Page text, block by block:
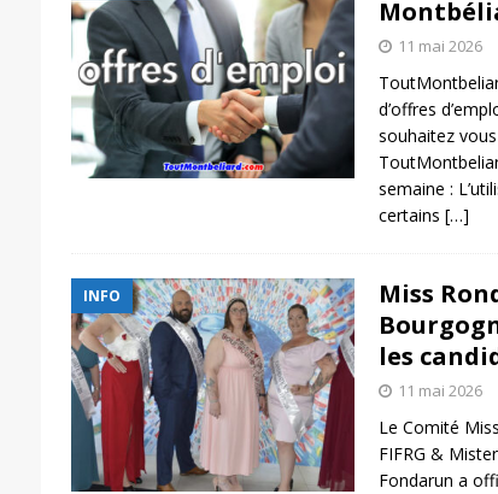
11 mai 2026
d’offres
souhaitez
semaine :
certains […]
INFO
Miss
les
11 mai 2026
Le Comité
FIFRG &
Fondarun a